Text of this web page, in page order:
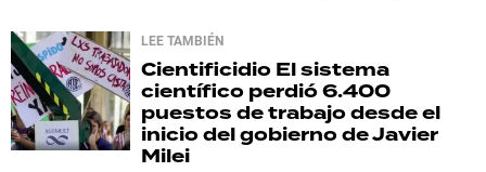
LEE TAMBIÉN
Cientificidio El sistema
científico perdió 6.400
puestos de trabajo desde el
inicio del gobierno de Javier
Milei